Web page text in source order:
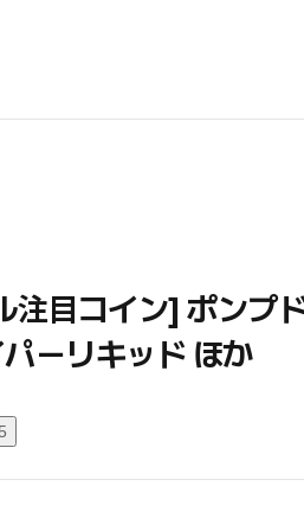
注目コイン] ポンプ
ーリキッド ほか